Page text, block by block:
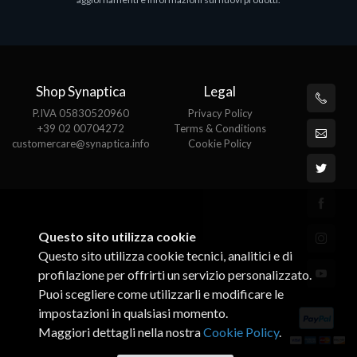
Shop Synaptica
P.IVA 05830520960
+39 02 00704272
customercare@synaptica.info
Legal
Privacy Policy
Terms & Conditions
Cookie Policy
Questo sito utilizza cookie
Questo sito utilizza cookie tecnici, analitici e di
profilazione per offrirti un servizio personalizzato.
Puoi scegliere come utilizzarli e modificare le
impostazioni in qualsiasi momento.
Maggiori dettagli nella nostraCookie Policy.